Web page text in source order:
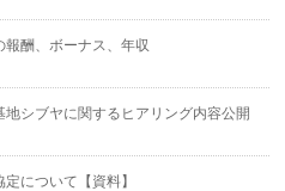
酬、ボーナス、年収
シブヤに関するヒアリング内容公開
について【資料】